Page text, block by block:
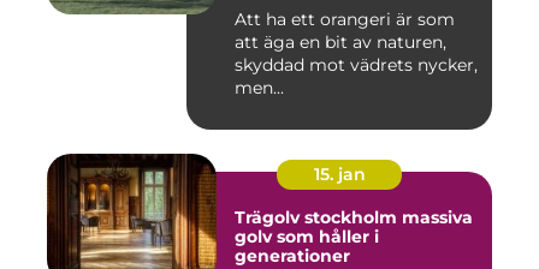
Att ha ett orangeri är som
att äga en bit av naturen,
skyddad mot vädrets nycker,
men...
15. jan
Trägolv stockholm massiva
golv som håller i
generationer